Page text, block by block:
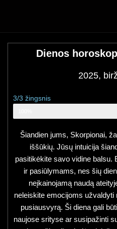
Dienos
2025,
3/3 žingsnis
Šiandien jums, Skorpionai,
iššūkių. Jūsų intuicija
pasitikėkite savo vidine balsu.
ir pasiūlymams, nes šių
neįkainojamą naudą
neleiskite emocijoms
pusiausvyrą. Ši diena gali
naujose srityse ar susipažinti